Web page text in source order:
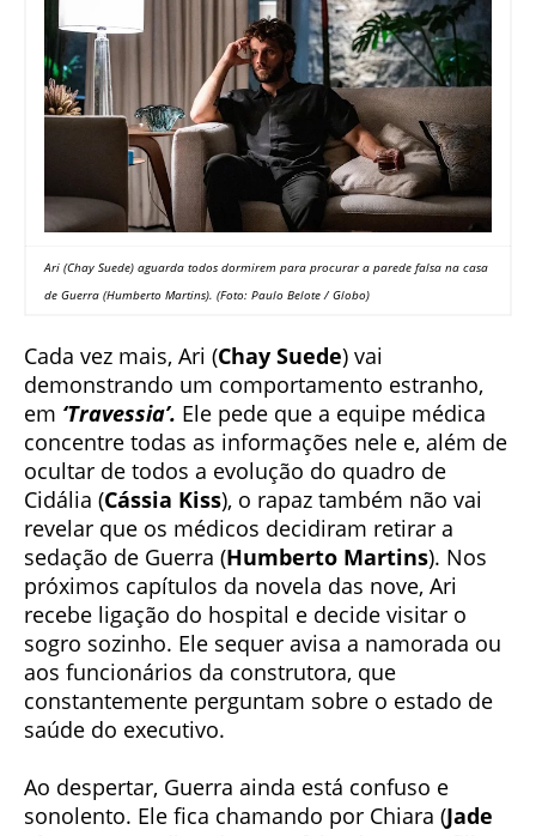
Ari (Chay Suede) aguarda todos dormirem para procurar a parede falsa na casa
de Guerra (Humberto Martins). (Foto: Paulo Belote / Globo)
Cada vez mais, Ari (Chay Suede) vai
demonstrando um comportamento estranho,
em ‘Travessia’. Ele pede que a equipe médica
concentre todas as informações nele e, além de
ocultar de todos a evolução do quadro de
Cidália (Cássia Kiss), o rapaz também não vai
revelar que os médicos decidiram retirar a
sedação de Guerra (Humberto Martins). Nos
próximos capítulos da novela das nove, Ari
recebe ligação do hospital e decide visitar o
sogro sozinho. Ele sequer avisa a namorada ou
aos funcionários da construtora, que
constantemente perguntam sobre o estado de
saúde do executivo.
Ao despertar, Guerra ainda está confuso e
sonolento. Ele fica chamando por Chiara (Jade